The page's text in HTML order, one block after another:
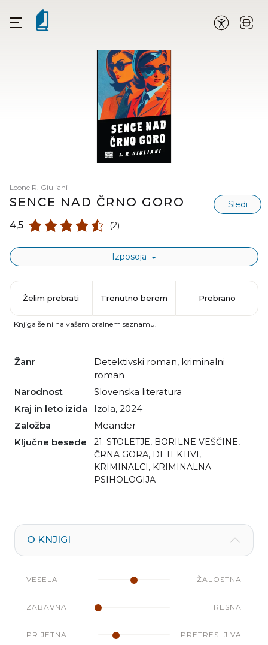
Leone R. Giuliani
SENCE NAD ČRNO GORO Sledi
4,5 (2)
Izposoja
Žanr detektivski roman, kriminalni
roman
Narodnost
slovenska literatura
Kraj in leto izida
Izola, 2024
Založba
Meander
Ključne besede
21. STOLETJE, BORILNE VEŠČINE,
ČRNA GORA, DETEKTIVI ,
KRIMINALCI , KRIMINALNA
PSIHOLOGIJA
Želim prebrati Trenutno berem Prebrano
Knjiga še ni na vašem bralnem seznamu.
O KNJIGI
VESELA ŽALOSTNA
ZABAVNA RESNA
PRIJETNA PRETRESLJIVA